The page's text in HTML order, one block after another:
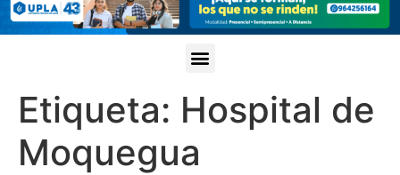
Etiqueta: Hospital de
Moquegua